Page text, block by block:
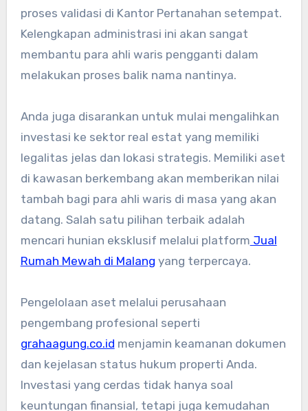
proses validasi di Kantor Pertanahan setempat.
Kelengkapan administrasi ini akan sangat
membantu para ahli waris pengganti dalam
melakukan proses balik nama nantinya.
Anda juga disarankan untuk mulai mengalihkan
investasi ke sektor real estat yang memiliki
legalitas jelas dan lokasi strategis. Memiliki aset
di kawasan berkembang akan memberikan nilai
tambah bagi para ahli waris di masa yang akan
datang. Salah satu pilihan terbaik adalah
mencari hunian eksklusif melalui platform Jual
Rumah Mewah di Malang yang terpercaya.
Pengelolaan aset melalui perusahaan
pengembang profesional seperti
grahaagung.co.id menjamin keamanan dokumen
dan kejelasan status hukum properti Anda.
Investasi yang cerdas tidak hanya soal
keuntungan finansial, tetapi juga kemudahan